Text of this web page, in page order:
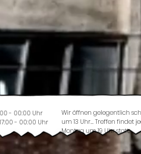
- 00:00 Uhr
- 00:00 Uhr
Wir öffnen gelegentlich
um 13 Uhr... Treffen findet
Montag um 19 Uhr statt.